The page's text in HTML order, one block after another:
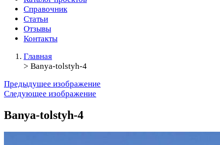
Справочник
Статьи
Отзывы
Контакты
Главная
> Banya-tolstyh-4
Предыдущее изображение
Следующее изображение
Banya-tolstyh-4